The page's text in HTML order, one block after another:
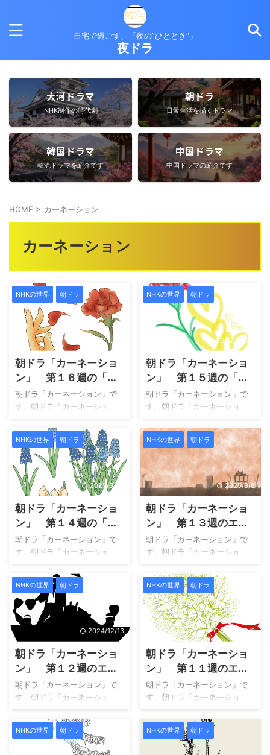
自宅で過ごす、「夜の”ひととき”」
夜ドラ
大河ドラマ
NHK制作の時代劇
朝ドラ
日常生活を描くドラマ
韓国ドラマ
韓流ドラマを紹介です
中国ドラマ
中国ドラマの紹介です
HOME > カーネーション
カーネーション
NHKの世界 朝ドラ
2025/3/31
朝ドラ「カーネーショ
ン」 第１６週の「揺
れる心」エピソードを
総まとめ
朝ドラ「カーネーション」で
す。朝ドラ「カーネーショ
ン」はU-NEXTにて配信されて
おり、視聴できます。 大阪・
岸和田の呉服店に生まれたヒ
ロインが、洋服にあこがれ、
ミシンと出会い、父の猛反対
にもくじけず洋裁の道を突き
進む。２０歳で自分の店を開
き、結婚するが夫は戦死。さ
まざまな苦難を乗り越え、日
の草分けとなったパワフルな
女性の一代記を描いた作品で
ドラ「虎に翼」のナレーショ
ンを担当された尾野真千子さ
んです。 作品について第１６
週目のエピソードを知りた
NHKの世界 朝ドラ
2025/3/28
朝ドラ「カーネーショ
ン」 第１５週の「愛
する力」エピソードを
総まとめ
朝ドラ「カーネーション」で
す。朝ドラ「カーネーショ
ン」はU-NEXTにて配信されて
おり、視聴できます。 大阪・
岸和田の呉服店に生まれたヒ
ロインが、洋服にあこがれ、
ミシンと出会い、父の猛反対
にもくじけず洋裁の道を突き
進む。２０歳で自分の店を開
き、結婚するが夫は戦死。さ
まざまな苦難を乗り越え、日
の草分けとなったパワフルな
女性の一代記を描いた作品で
ドラ「虎に翼」のナレーショ
ンを担当された尾野真千子さ
んです。 作品について第１５
週目のエピソードを知りた
い！ 今週 ...
NHKの世界 朝ドラ
2025/3/28
朝ドラ「カーネーショ
ン」 第１４週の「明
るい未来」エピソード
を総まとめ
朝ドラ「カーネーション」で
す。朝ドラ「カーネーショ
ン」はU-NEXTにて配信されて
おり、視聴できます。 大阪・
岸和田の呉服店に生まれたヒ
ロインが、洋服にあこがれ、
ミシンと出会い、父の猛反対
にもくじけず洋裁の道を突き
進む。２０歳で自分の店を開
き、結婚するが夫は戦死。さ
まざまな苦難を乗り越え、日
の草分けとなったパワフルな
女性の一代記を描いた作品で
ドラ「虎に翼」のナレーショ
ンを担当された尾野真千子さ
NHKの世界 朝ドラ
2025/3/8
朝ドラ「カーネーショ
ン」 第１３週のエピ
ソードを総まとめ
「生きる」確かに生き
ています！
朝ドラ「カーネーション」で
す。朝ドラ「カーネーショ
ン」はU-NEXTにて配信されて
おり、視聴できます。 大阪・
岸和田の呉服店に生まれたヒ
ロインが、洋服にあこがれ、
ミシンと出会い、父の猛反対
にもくじけず洋裁の道を突き
進む。２０歳で自分の店を開
き、結婚するが夫は戦死。さ
まざまな苦難を乗り越え、日
の草分けとなったパワフルな
女性の一代記を描いた作品で
ドラ「虎に翼」のナレーショ
ンを担当された尾野真千子さ
NHKの世界 朝ドラ
2024/12/13
朝ドラ「カーネーショ
ン」 第１２週のエピ
ソードを総まとめ
「薄れゆく希望」この
時代に明確な希望の姿
はありません
朝ドラ「カーネーション」で
す。朝ドラ「カーネーショ
ン」はU-NEXTにて配信されて
おり、視聴できます。 大阪・
岸和田の呉服店に生まれたヒ
ロインが、洋服にあこがれ、
NHKの世界 朝ドラ
2024/12/6
朝ドラ「カーネーショ
ン」 第１１週のエピ
ソードを総まとめ
「切なる願い」願う側
だったのですが…
朝ドラ「カーネーション」で
す。朝ドラ「カーネーショ
ン」はU-NEXTにて配信されて
おり、視聴できます。 大阪・
岸和田の呉服店に生まれたヒ
ロインが、洋服にあこがれ、
NHKの世界 朝ドラ NHKの世界 朝ドラ